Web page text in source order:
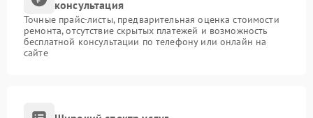
консультация
Точные прайс-листы, предварительная оценка стоимости
ремонта, отсутствие скрытых платежей и возможность
бесплатной консультации по телефону или онлайн на
сайте